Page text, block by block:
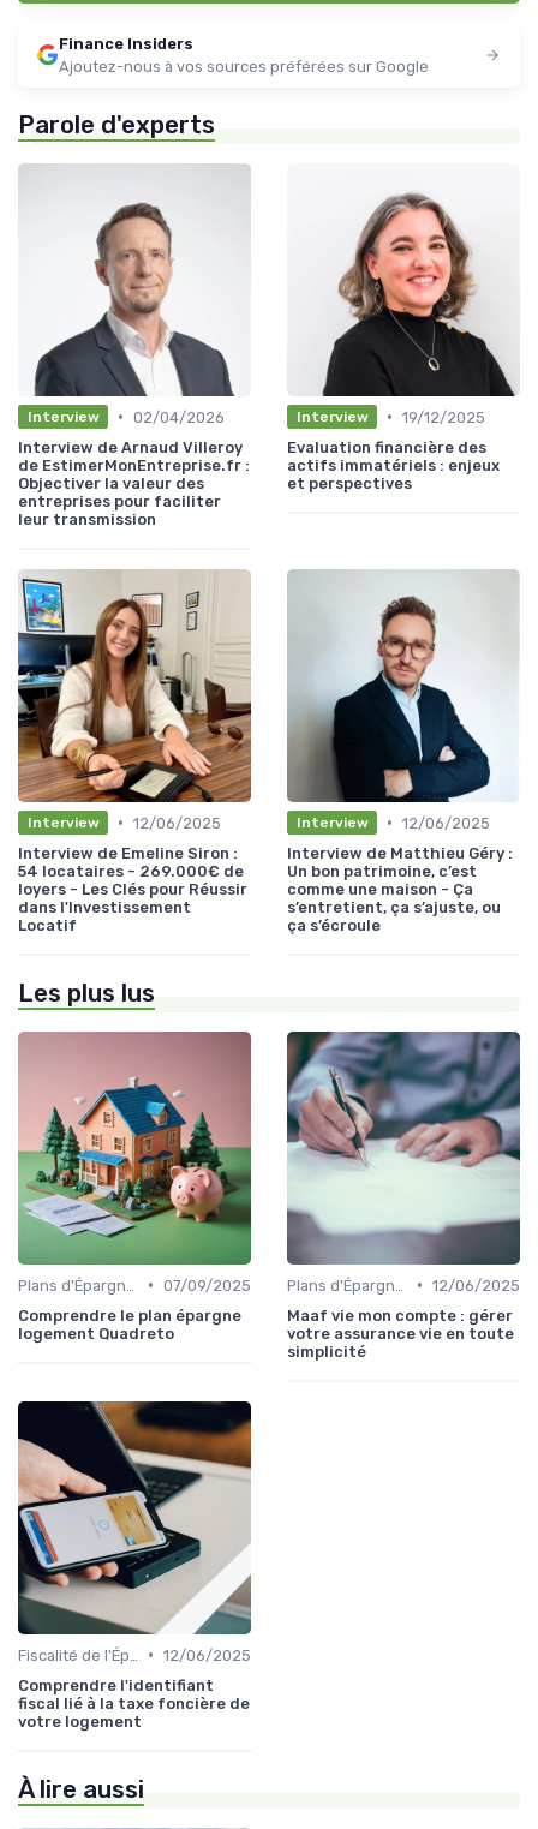
Finance Insiders
Ajoutez-nous à vos sources préférées sur Google
Parole d'experts
Interview • 02/04/2026
Interview de Arnaud Villeroy
de EstimerMonEntreprise.fr :
Objectiver la valeur des
entreprises pour faciliter
leur transmission
Interview • 19/12/2025
Evaluation financière des
actifs immatériels : enjeux
et perspectives
Interview • 12/06/2025
Interview de Emeline Siron :
54 locataires - 269.000€ de
loyers - Les Clés pour Réussir
dans l'Investissement
Locatif
Interview • 12/06/2025
Interview de Matthieu Géry :
Un bon patrimoine, c’est
comme une maison - Ça
s’entretient, ça s’ajuste, ou
ça s’écroule
Les plus lus
• 07/09/2025
Comprendre le plan épargne
logement Quadreto
• 12/06/2025
Maaf vie mon compte : gérer
votre assurance vie en toute
simplicité
• 12/06/2025
Comprendre l'identifiant
fiscal lié à la taxe foncière de
votre logement
À lire aussi